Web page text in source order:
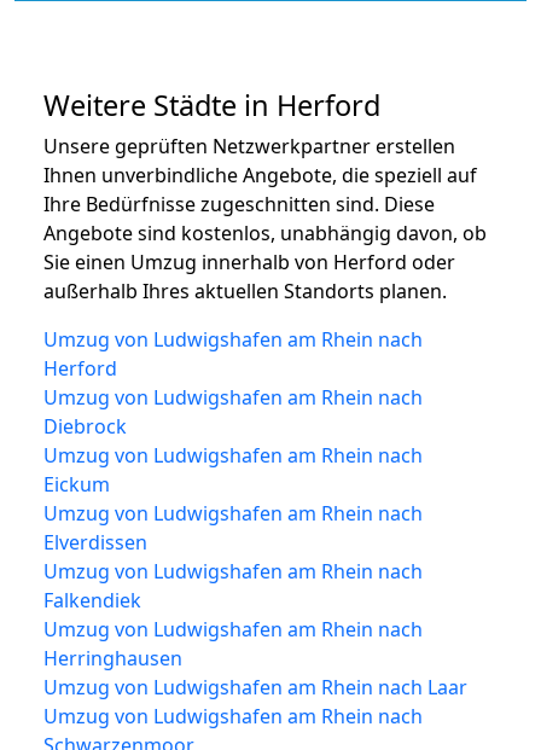
Weitere Städte in Herford
Unsere geprüften Netzwerkpartner erstellen
Ihnen unverbindliche Angebote, die speziell auf
Ihre Bedürfnisse zugeschnitten sind. Diese
Angebote sind kostenlos, unabhängig davon, ob
Sie einen Umzug innerhalb von Herford oder
außerhalb Ihres aktuellen Standorts planen.
Umzug von Ludwigshafen am Rhein nach
Herford
Umzug von Ludwigshafen am Rhein nach
Diebrock
Umzug von Ludwigshafen am Rhein nach
Eickum
Umzug von Ludwigshafen am Rhein nach
Elverdissen
Umzug von Ludwigshafen am Rhein nach
Falkendiek
Umzug von Ludwigshafen am Rhein nach
Herringhausen
Umzug von Ludwigshafen am Rhein nach Laar
Umzug von Ludwigshafen am Rhein nach
Schwarzenmoor